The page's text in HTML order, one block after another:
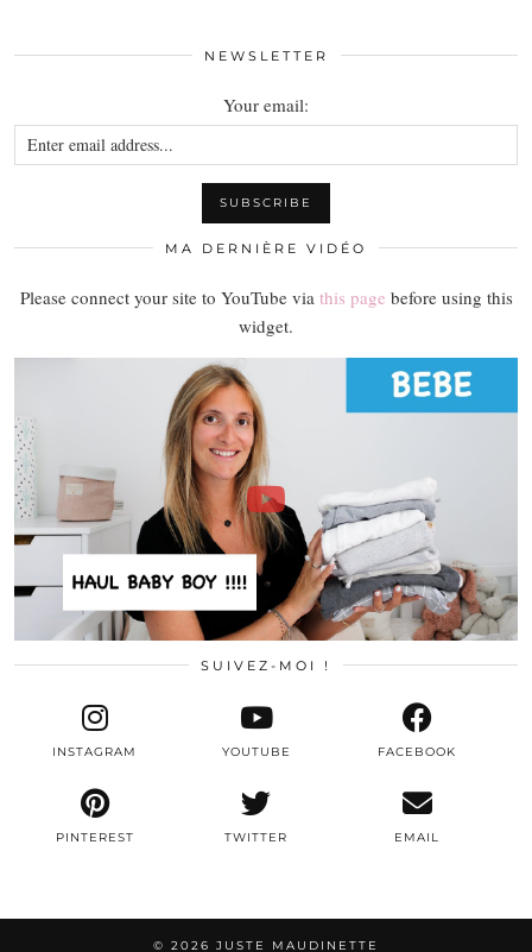
NEWSLETTER
Your email:
MA DERNIÈRE VIDÉO
Please connect your site to YouTube via this page before using this
widget.
SUIVEZ-MOI !
TWITTER
INSTAGRAM FACEBOOK
PINTEREST
YOUTUBE
EMAIL
© 2026 JUSTE MAUDINETTE